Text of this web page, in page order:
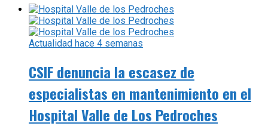
Actualidad hace 4 semanas
CSIF denuncia la escasez de
especialistas en mantenimiento en el
Hospital Valle de Los Pedroches